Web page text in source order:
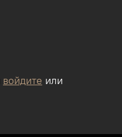
войдите или